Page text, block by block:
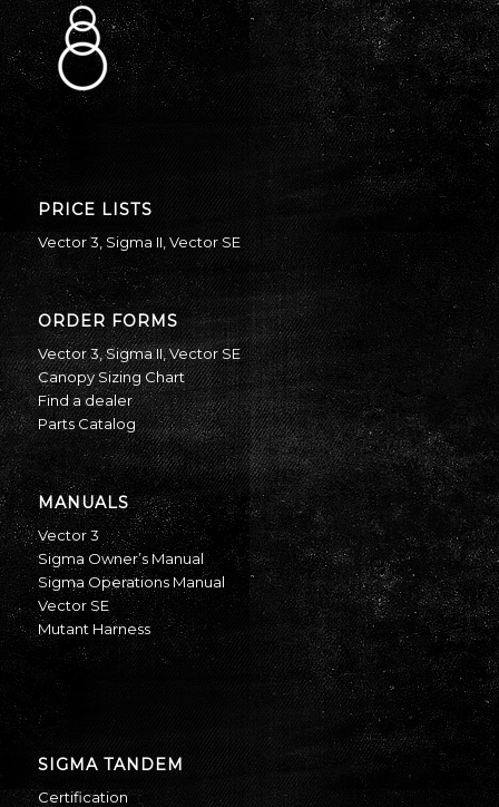
PRICE LISTS
Vector 3 ,Sigma II Vector SE
ORDER FORMS
Vector 3,Sigma II,Vector SE
Canopy Sizing Chart
Find a dealer
Parts Catalog
MANUALS
Vector 3
Sigma Owner’s Manual
Sigma Operations Manual
Vector SE
Mutant Harness
SIGMA TANDEM
Certification